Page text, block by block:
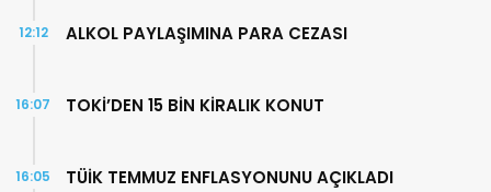
ALKOL PAYLAŞIMINA PARA CEZASI
12:12
TOKİ’DEN 15 BİN KİRALIK KONUT
16:07
TÜİK TEMMUZ ENFLASYONUNU AÇIKLADI
16:05